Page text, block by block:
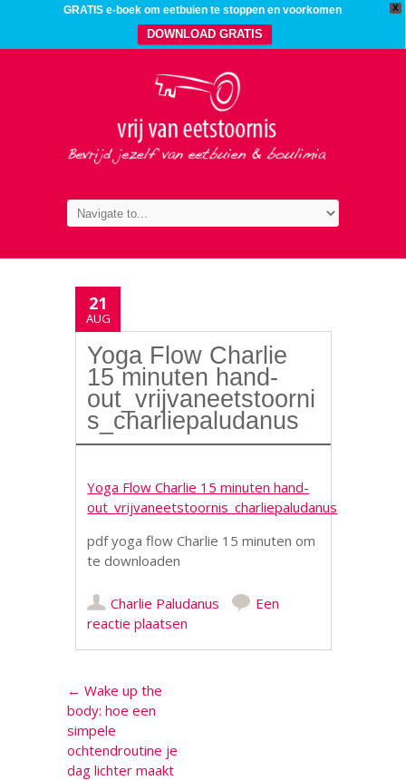
X
GRATIS e-boek om eetbuien te stoppen en voorkomen
DOWNLOAD GRATIS
21
AUG
Yoga Flow Charlie
15 minuten hand-
out_vrijvaneetstoorni
s_charliepaludanus
Yoga Flow Charlie 15 minuten hand-
out_vrijvaneetstoornis_charliepaludanus
pdf yoga flow Charlie 15 minuten om
te downloaden
Charlie Paludanus
Een
reactie plaatsen
Berichtnavigatie
← Wake up the
body: hoe een
simpele
ochtendroutine je
dag lichter maakt